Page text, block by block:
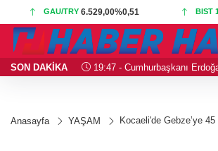
GAU/TRY 6.529,00%0,51 BIST
SON DAKİKA 19:47 - Cumhurbaşkanı
Anasayfa YAŞAM Kocaeli'de Gebze’ye